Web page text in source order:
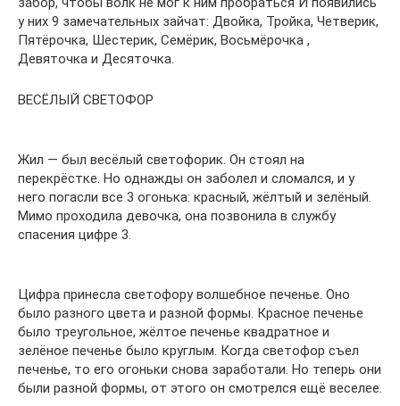
у них 9 замечательных зайчат: Двойка, Тройка, Четверик,
Пятёрочка, Шестерик, Семёрик, Восьмёрочка ,
Девяточка и Десяточка.
ВЕСЁЛЫЙ СВЕТОФОР
Жил — был весёлый светофорик. Он стоял на
перекрёстке. Но однажды он заболел и сломался, и у
него погасли все 3 огонька: красный, жёлтый и зелёный.
Мимо проходила девочка, она позвонила в службу
спасения цифре 3.
Цифра принесла светофору волшебное печенье. Оно
было разного цвета и разной формы. Красное печенье
было треугольное, жёлтое печенье квадратное и
зелёное печенье было круглым. Когда светофор съел
печенье, то его огоньки снова заработали. Но теперь они
были разной формы, от этого он смотрелся ещё веселее.